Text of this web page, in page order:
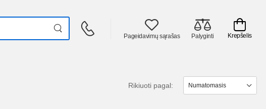
Pageidavimų sąrašas Palyginti Krepšelis
Rikiuoti pagal: